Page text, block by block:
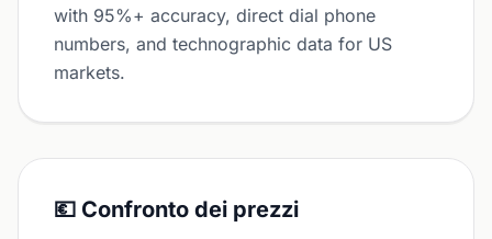
with 95%+ accuracy, direct dial phone
numbers, and technographic data for US
markets.
💶 Confronto dei prezzi